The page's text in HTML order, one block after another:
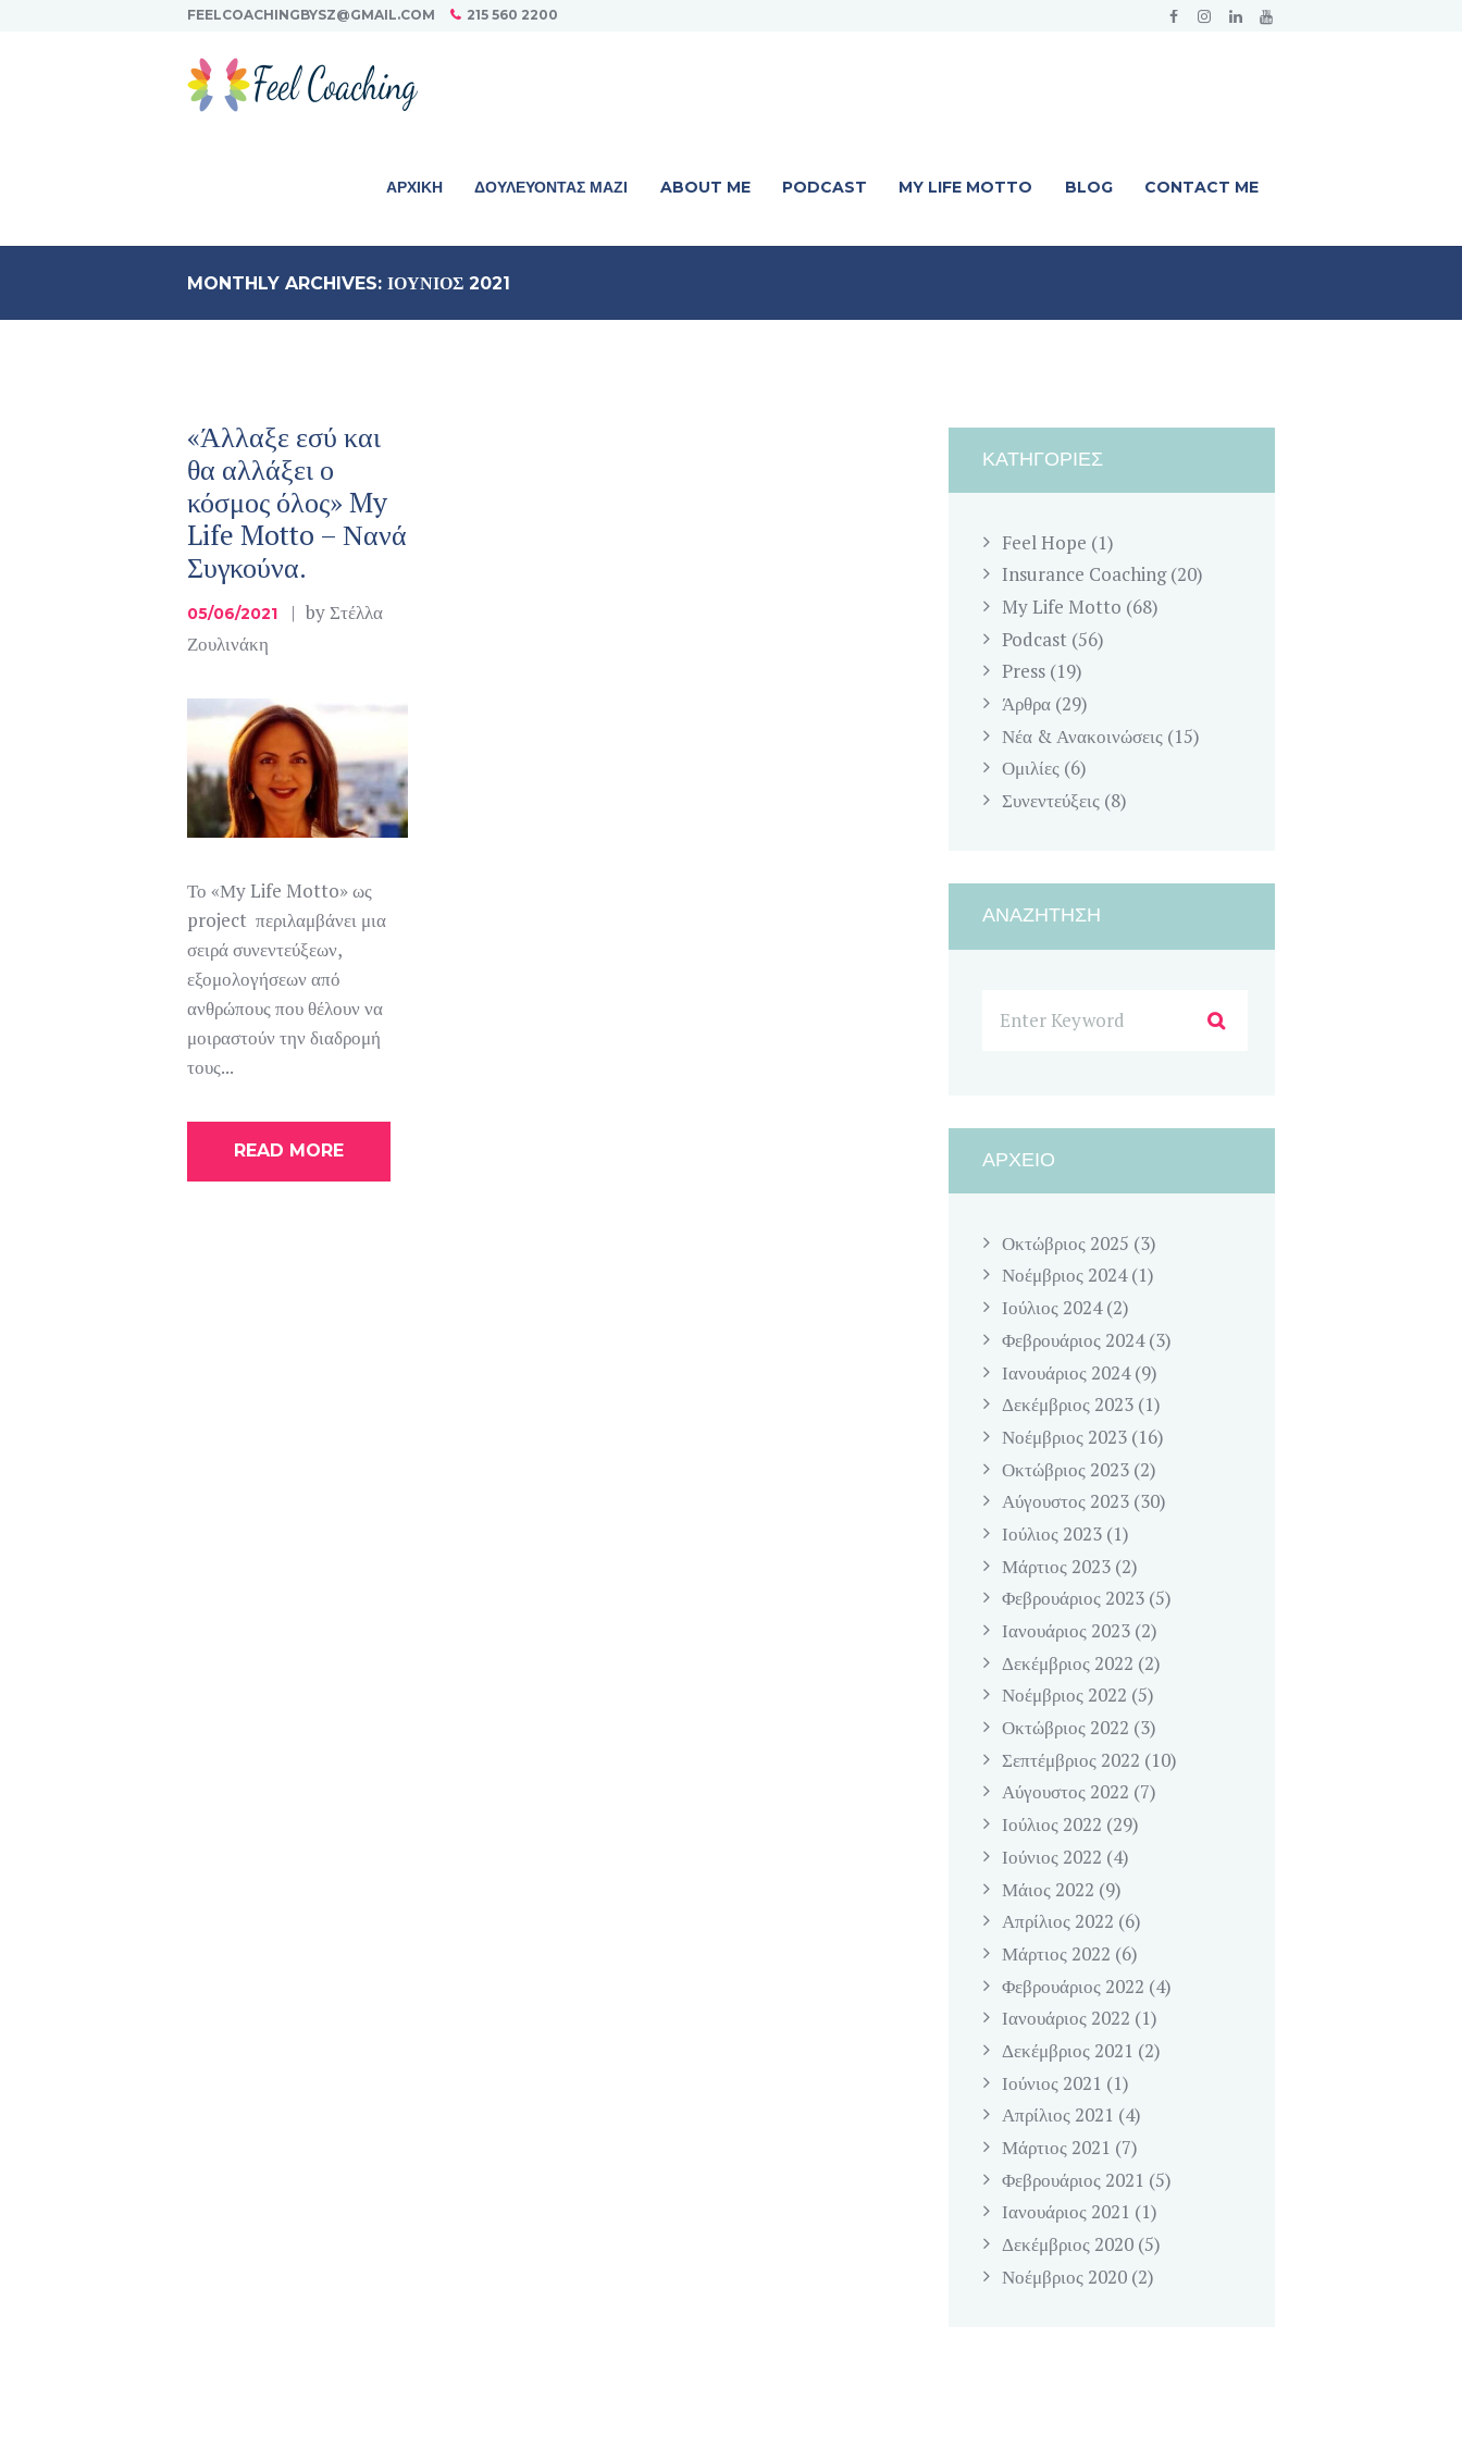
FEELCOACHINGBYSZ@GMAIL.COM 215 560 2200
ΑΡΧΙΚΉ ΔΟΥΛΕΎΟΝΤΑΣ ΜΑΖΊ ABOUT ME PODCAST MY LIFE MOTTO BLOG CONTACT ME
MONTHLY ARCHIVES: ΙΟΎΝΙΟΣ 2021
«Άλλαξε εσύ και
θα αλλάξει ο
κόσμος όλος» My
Life Motto – Νανά
Συγκούνα.
05/06/2021 byΣτέλλα
Ζουλινάκη
Το «Μy Life Motto» ως
project περιλαμβάνει μια
σειρά συνεντεύξεων,
εξομολογήσεων από
ανθρώπους που θέλουν να
μοιραστούν την διαδρομή
τους...
READ MORE
ΚΑΤΗΓΟΡΊΕΣ
Feel Hope (1)
Insurance Coaching(20)
My Life Motto (68)
Podcast (56)
Press (19)
Άρθρα (29)
Νέα & Ανακοινώσεις (15)
Ομιλίες (6)
Συνεντεύξεις (8)
ΑΝΑΖΉΤΗΣΗ
ΑΡΧΕΊΟ
Οκτώβριος 2025 (3)
Νοέμβριος 2024(1)
Ιούλιος 2024(2)
Φεβρουάριος 2024(3)
Ιανουάριος 2024(9)
Δεκέμβριος 2023 (1)
Νοέμβριος 2023 (16)
Οκτώβριος 2023 (2)
Αύγουστος 2023 (30)
Ιούλιος 2023 (1)
Μάρτιος 2023 (2)
Φεβρουάριος 2023 (5)
Ιανουάριος 2023 (2)
Δεκέμβριος 2022 (2)
Νοέμβριος 2022 (5)
Οκτώβριος 2022 (3)
Σεπτέμβριος 2022 (10)
Αύγουστος 2022 (7)
Ιούλιος 2022 (29)
Ιούνιος 2022 (4)
Μάιος 2022 (9)
Απρίλιος 2022 (6)
Μάρτιος 2022 (6)
Φεβρουάριος 2022 (4)
Ιανουάριος 2022 (1)
Δεκέμβριος 2021 (2)
Ιούνιος 2021 (1)
Απρίλιος 2021 (4)
Μάρτιος 2021 (7)
Φεβρουάριος 2021 (5)
Ιανουάριος 2021 (1)
Δεκέμβριος 2020 (5)
Νοέμβριος 2020 (2)